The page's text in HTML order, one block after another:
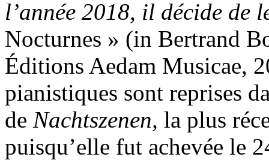
l’année 2018, il décide de
Nocturnes » (in Bertrand
Éditions Aedam Musicae,
pianistiques sont reprises
de Nachtszenen, la plus
puisqu’elle fut achevée le